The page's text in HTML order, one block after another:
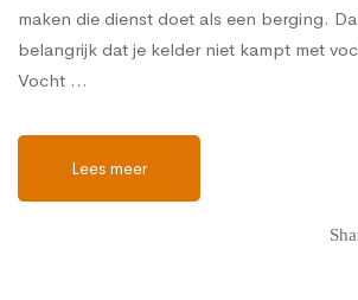
maken die dienst doet als een berging.
belangrijk dat je kelder niet kampt met
Vocht …
Lees meer